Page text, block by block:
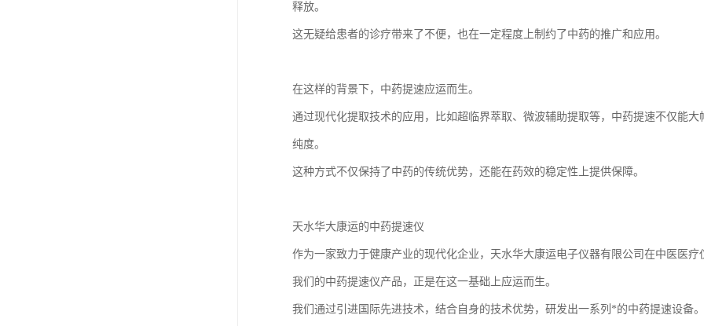
释放。
这无疑给患者的诊疗带来了不便，也在一定程度上制约了中药的推广和应用。
在这样的背景下，中药提速应运而生。
通过现代化提取技术的应用，比如超临界萃取、微波辅助提取等，中药提速不仅能
纯度。
这种方式不仅保持了中药的传统优势，还能在药效的稳定性上提供保障。
天水华大康运的中药提速仪
作为一家致力于健康产业的现代化企业，天水华大康运电子仪器有限公司在中医医
我们的中药提速仪产品，正是在这一基础上应运而生。
我们通过引进国际先进技术，结合自身的技术优势，研发出一系列*的中药提速设备。